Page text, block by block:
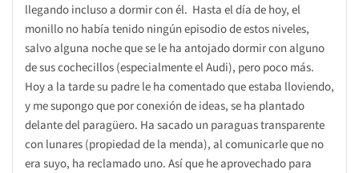
llegando incluso a dormir con él. Hasta el día de hoy, el
monillo no había tenido ningún episodio de estos niveles,
salvo alguna noche que se le ha antojado dormir con alguno
de sus cochecillos (especialmente el Audi), pero poco más.
Hoy a la tarde su padre le ha comentado que estaba lloviendo,
y me supongo que por conexión de ideas, se ha plantado
delante del paragüero. Ha sacado un paraguas transparente
con lunares (propiedad de la menda), al comunicarle que no
era suyo, ha reclamado uno. Así que he aprovechado para